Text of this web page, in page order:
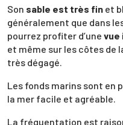
Son sable est très fin et
généralement que dans
pourrez profiter d’une vue
et même sur les côtes de
très dégagé.
Les fonds marins sont en
la mer facile et agréable.
La fréquentation est